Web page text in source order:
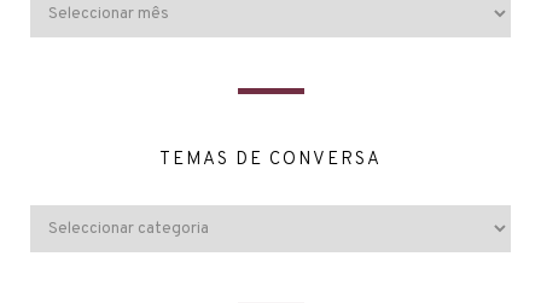
TEMAS DE CONVERSA